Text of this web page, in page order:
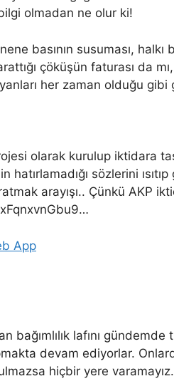
olmadan ne olur ki!
basının susuması, halkı
çöküşün faturası da
her zaman olduğu gibi
olarak kurulup iktidara
hatırlamadığı sözlerini
arayışı.. Çünkü AKP
App
lafını gündemde
devam ediyorlar.
hiçbir yere varamayız.